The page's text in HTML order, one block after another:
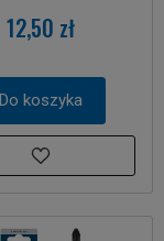
12,50 zł
Do koszyka